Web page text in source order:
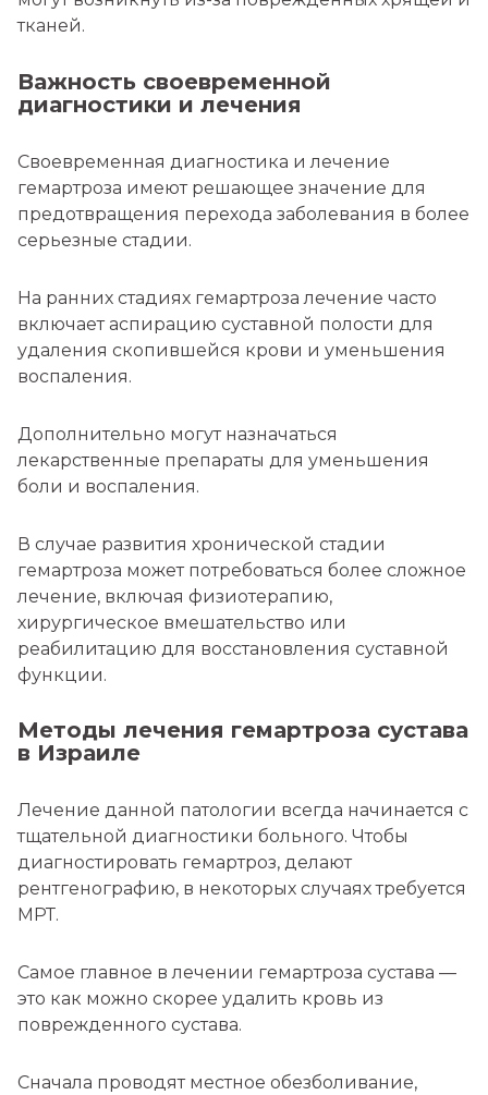
тканей.
Важность своевременной
диагностики и лечения
Своевременная диагностика и лечение
гемартроза имеют решающее значение для
предотвращения перехода заболевания в более
серьезные стадии.
На ранних стадиях гемартроза лечение часто
включает аспирацию суставной полости для
удаления скопившейся крови и уменьшения
воспаления.
Дополнительно могут назначаться
лекарственные препараты для уменьшения
боли и воспаления.
В случае развития хронической стадии
гемартроза может потребоваться более сложное
лечение, включая физиотерапию,
хирургическое вмешательство или
реабилитацию для восстановления суставной
функции.
Методы лечения гемартроза сустава
в Израиле
Лечение данной патологии всегда начинается с
тщательной диагностики больного. Чтобы
диагностировать гемартроз, делают
рентгенографию, в некоторых случаях требуется
МРТ.
Самое главное в лечении гемартроза сустава —
это как можно скорее удалить кровь из
поврежденного сустава.
Сначала проводят местное обезболивание,